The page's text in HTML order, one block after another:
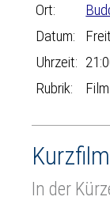
Ort:
Datum:
Uhrzeit:
Rubrik:
Film
In der